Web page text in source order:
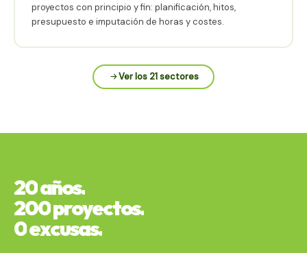
proyectos con principio y fin: planificación, hitos,
presupuesto e imputación de horas y costes.
Ver los 21 sectores
20años.
200proyectos.
0excusas.